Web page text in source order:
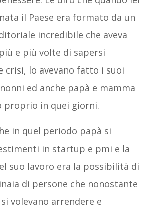
il Paese era formato da un
incredibile che aveva
e più volte di sapersi
crisi, lo avevano fatto i suoi
ed anche papà e mamma
proprio in quei giorni.
in quel periodo papà si
in startup e pmi e la
suo lavoro era la possibilità di
di persone che nonostante
volevano arrendere e